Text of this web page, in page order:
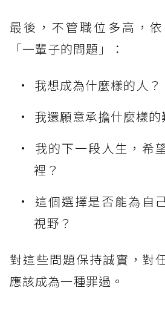
最後，不管職位多高，
「一輩子的問題」：
我想成為什麼樣的人？
我還願意承擔什麼樣的
我的下一段人生，希
裡？
這個選擇是否能為自
視野？
對這些問題保持誠實，對
應該成為一種罪過。